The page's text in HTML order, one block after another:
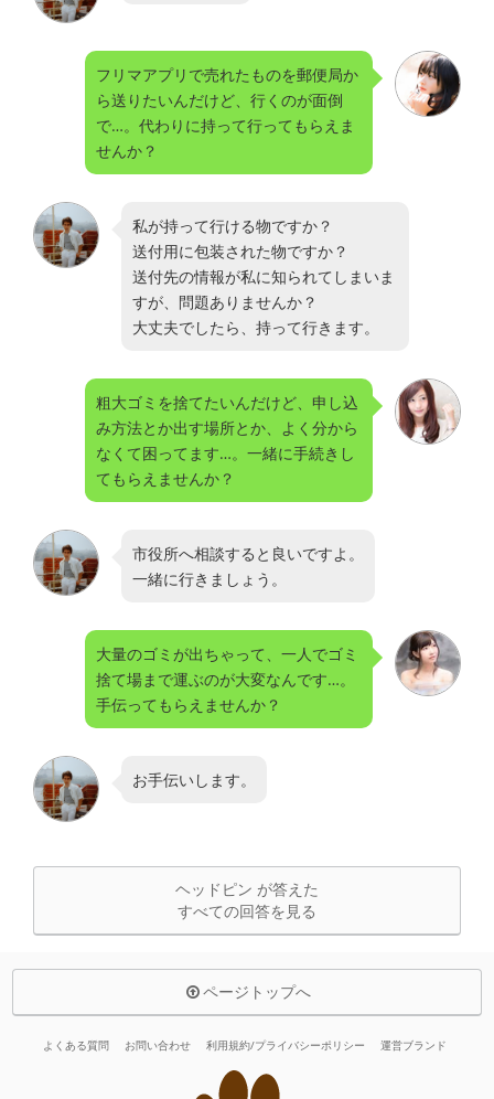
フリマアプリで売れたものを郵便局か
ら送りたいんだけど、行くのが面倒
で…。代わりに持って行ってもらえま
せんか？
私が持って行ける物ですか？
送付用に包装された物ですか？
送付先の情報が私に知られてしまいま
すが、問題ありませんか？
大丈夫でしたら、持って行きます。
粗大ゴミを捨てたいんだけど、申し込
み方法とか出す場所とか、よく分から
なくて困ってます…。一緒に手続きし
てもらえませんか？
市役所へ相談すると良いですよ。
一緒に行きましょう。
大量のゴミが出ちゃって、一人でゴミ
捨て場まで運ぶのが大変なんです…。
手伝ってもらえませんか？
お手伝いします。
ヘッドピン が答えた
すべての回答を見る
ページトップへ
よくある質問 お問い合わせ 利用規約/プライバシーポリシー 運営ブランド